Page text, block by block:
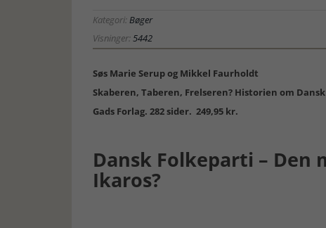
Kategori:Bøger
Visninger:5442
Søs Marie Serup og Mikkel Faurholdt
Skaberen, Taberen, Frelseren? Historien om
Gads Forlag. 282 sider. 249,95 kr.
Dansk Folkeparti – Den
Ikaros?